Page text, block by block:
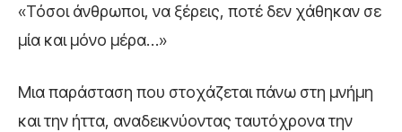
«Τόσοι άνθρωποι, να ξέρεις, ποτέ δεν χάθηκαν σε
μία και μόνο μέρα…»
Μια παράσταση που στοχάζεται πάνω στη μνήμη
και την ήττα, αναδεικνύοντας ταυτόχρονα την